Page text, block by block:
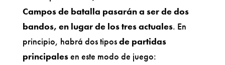
Campos de batalla pasarán a ser de dos
bandos, en lugar de los tres actuales. En
principio, habrá dos tiposde partidas
principalesen este modo de juego: